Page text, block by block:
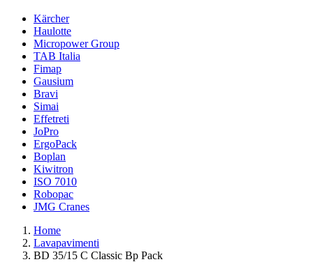
Kärcher
Haulotte
Micropower Group
TAB Italia
Fimap
Gausium
Bravi
Simai
Effetreti
JoPro
ErgoPack
Boplan
Kiwitron
ISO 7010
Robopac
JMG Cranes
Home
Lavapavimenti
BD 35/15 C Classic Bp Pack